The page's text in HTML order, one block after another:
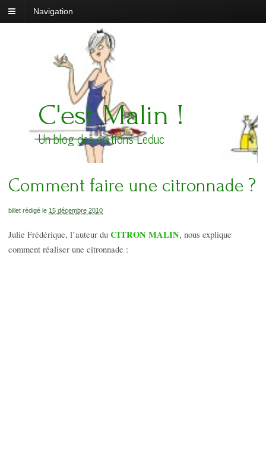
Navigation
C'est Malin !
Un blog des éditions Leduc
Comment faire une citronnade ?
billet rédigé le 15 décembre 2010
Julie Frédérique, l’auteur du CITRON MALIN, nous explique
comment réaliser une citronnade :